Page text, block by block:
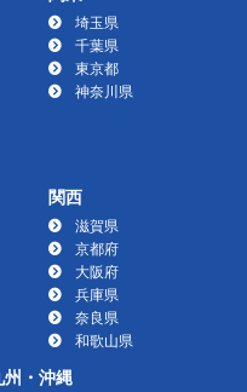
埼玉県
千葉県
東京都
神奈川県
関西
滋賀県
京都府
大阪府
兵庫県
奈良県
和歌山県
州・沖縄